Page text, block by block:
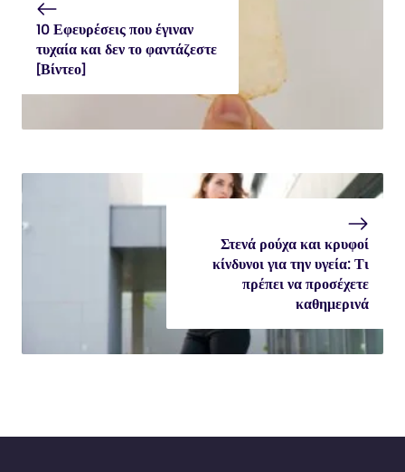
10 Εφευρέσεις που έγιναν
τυχαία και δεν το φαντάζεστε
[Βίντεο]
Στενά ρούχα και κρυφοί
κίνδυνοι για την υγεία: Τι
πρέπει να προσέχετε
καθημερινά